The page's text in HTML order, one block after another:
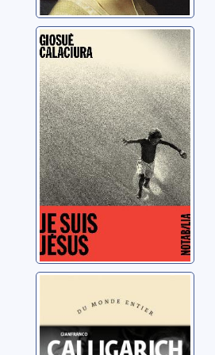
Je suis Jésus
Calaciura, Giosuè
Calligarich, Gianfranco